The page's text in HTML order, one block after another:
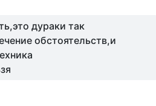
дураки так
обстоятельств,и